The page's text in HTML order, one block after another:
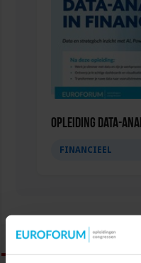
Opleiding Data-
FINANCIEEL
tweet